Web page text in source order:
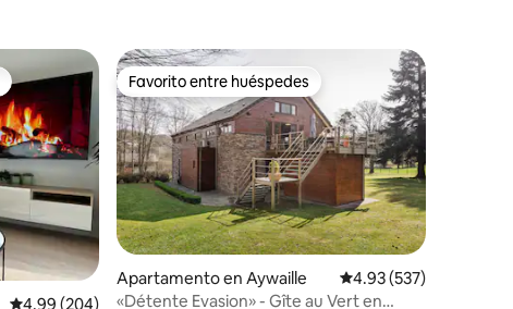
Calificación promedio: 4.99 de 5, 204 reseñas
4.99 (204)
Favorito entre huéspedes
Favorito entre huéspedes
Apartamento en Aywaille Calificación promedio:
4.93 (537)
«Détente Evasion» - Gîte au Vert en